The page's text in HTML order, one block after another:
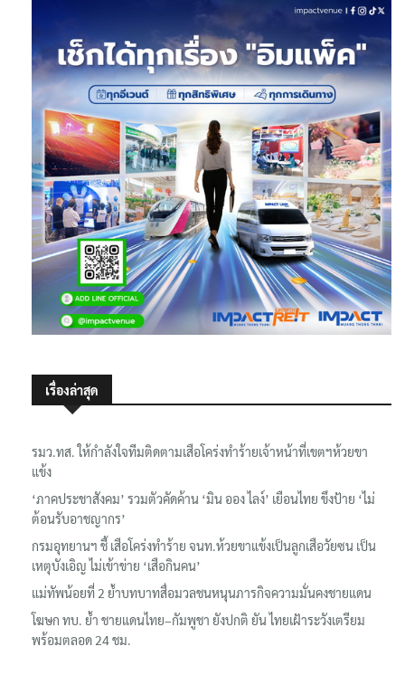
เรื่องล่าสุด
รมว.ทส. ให้กำลังใจทีมติดตามเสือโคร่งทำร้ายเจ้าหน้าที่เขตฯห้วยขา
แข้ง
‘ภาคประชาสังคม’ รวมตัวคัดค้าน ‘มิน ออง ไลง์’ เยือนไทย ขึงป้าย ‘ไม่
ต้อนรับอาชญากร’
กรมอุทยานฯ ชี้ เสือโคร่งทำร้าย จนท.ห้วยขาแข้งเป็นลูกเสือวัยซน เป็น
เหตุบังเอิญ ไม่เข้าข่าย ‘เสือกินคน’
แม่ทัพน้อยที่ 2 ย้ำบทบาทสื่อมวลชนหนุนภารกิจความมั่นคงชายแดน
โฆษก ทบ. ย้ำ ชายแดนไทย–กัมพูชา ยังปกติ ยัน ไทยเฝ้าระวังเตรียม
พร้อมตลอด 24 ชม.